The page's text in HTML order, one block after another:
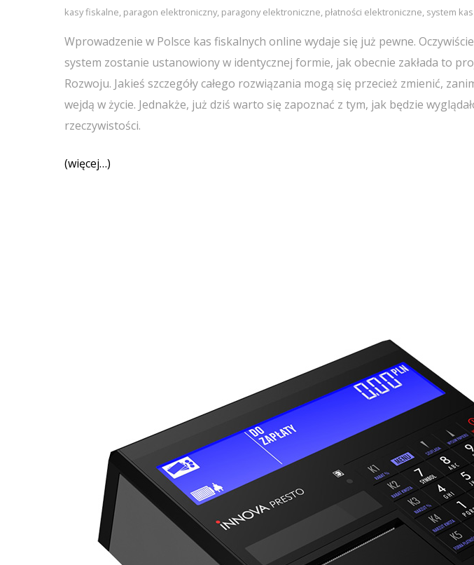
kasy fiskalne, paragon elektroniczny, paragony elektroniczne, płatności elektroniczne, system
Wprowadzenie w Polsce kas fiskalnych online wydaje się już pewne.
system zostanie ustanowiony w identycznej formie, jak obecnie zakłada to
Rozwoju. Jakieś szczegóły całego rozwiązania mogą się przecież zmienić,
wejdą w życie. Jednakże, już dziś warto się zapoznać z tym, jak będzie
rzeczywistości.
(więcej…)